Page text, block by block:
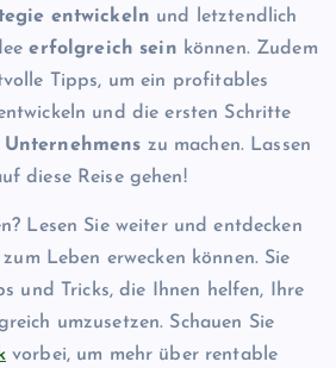
entwickeln und letztendlich
erfolgreich sein können. Zudem
Tipps, um ein profitables
und die ersten Schritte
zu machen. Lassen
diese Reise gehen!
Lesen Sie weiter und entdecken
Leben erwecken können. Sie
und Tricks, die Ihnen helfen, Ihre
umzusetzen. Schauen Sie
vorbei, um mehr über rentable